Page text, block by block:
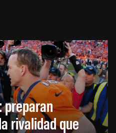
preparan
rivalidad que